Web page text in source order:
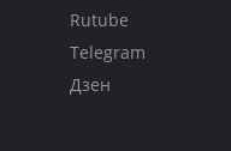
Rutube
Telegram
Дзен